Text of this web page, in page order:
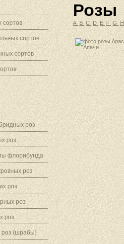
сортов
сортов
сортов
роз
роз
флорибунда
роз
роз
роз
роз
роз (шрабы)
Розы
A B C D E F G